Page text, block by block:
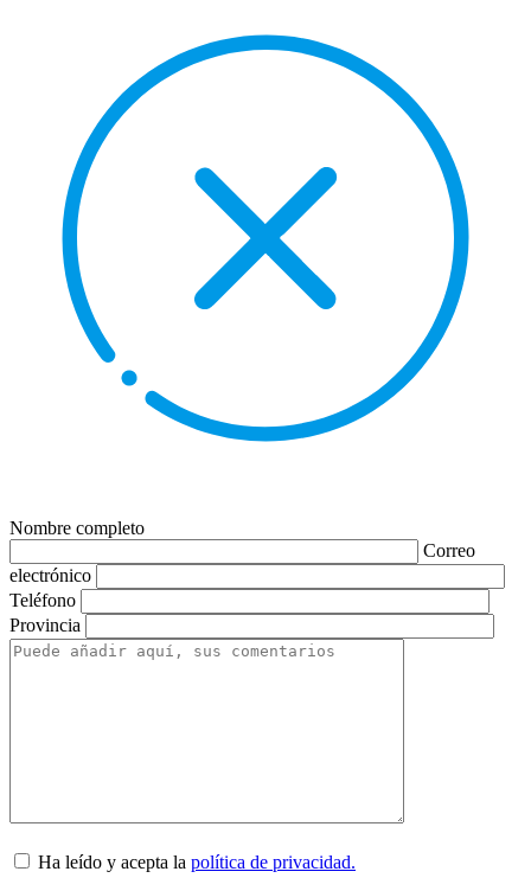
Nombre completo
Correo
electrónico
Teléfono
Provincia
Ha leído y acepta la política de privacidad.